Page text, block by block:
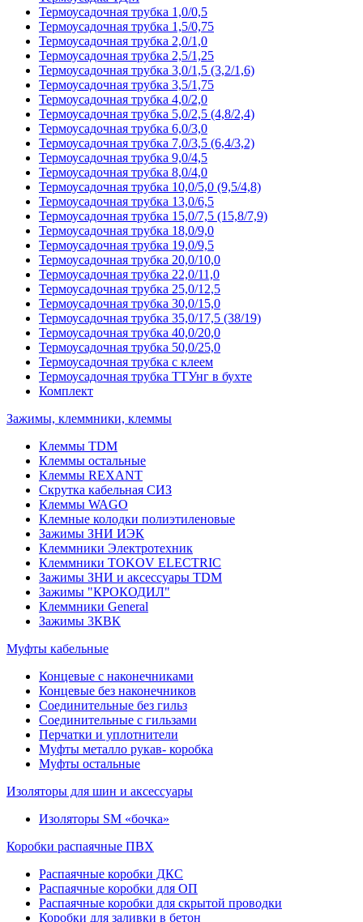
Термоусадочная трубка 1,0/0,5
Термоусадочная трубка 1,5/0,75
Термоусадочная трубка 2,0/1,0
Термоусадочная трубка 2,5/1,25
Термоусадочная трубка 3,0/1,5 (3,2/1,6)
Термоусадочная трубка 3,5/1,75
Термоусадочная трубка 4,0/2,0
Термоусадочная трубка 5,0/2,5 (4,8/2,4)
Термоусадочная трубка 6,0/3,0
Термоусадочная трубка 7,0/3,5 (6,4/3,2)
Термоусадочная трубка 9,0/4,5
Термоусадочная трубка 8,0/4,0
Термоусадочная трубка 10,0/5,0 (9,5/4,8)
Термоусадочная трубка 13,0/6,5
Термоусадочная трубка 15,0/7,5 (15,8/7,9)
Термоусадочная трубка 18,0/9,0
Термоусадочная трубка 19,0/9,5
Термоусадочная трубка 20,0/10,0
Термоусадочная трубка 22,0/11,0
Термоусадочная трубка 25,0/12,5
Термоусадочная трубка 30,0/15,0
Термоусадочная трубка 35,0/17,5 (38/19)
Термоусадочная трубка 40,0/20,0
Термоусадочная трубка 50,0/25,0
Термоусадочная трубка с клеем
Термоусадочная трубка ТТУнг в бухте
Комплект
Зажимы, клеммники, клеммы
Клеммы TDM
Клеммы остальные
Клеммы REXANT
Скрутка кабельная СИЗ
Клеммы WAGO
Клемные колодки полиэтиленовые
Зажимы ЗНИ ИЭК
Клеммники Электротехник
Клеммники TOKOV ELECTRIC
Зажимы ЗНИ и аксессуары TDM
Зажимы "КРОКОДИЛ"
Клеммники General
Зажимы 3КВК
Муфты кабельные
Концевые с наконечниками
Концевые без наконечников
Соединительные без гильз
Соединительные с гильзами
Перчатки и уплотнители
Муфты металло рукав- коробка
Муфты остальные
Изоляторы для шин и аксессуары
Изоляторы SM «бочка»
Коробки распаячные ПВХ
Распаячные коробки ДКС
Распаячные коробки для ОП
Распаячные коробки для скрытой проводки
Коробки для заливки в бетон